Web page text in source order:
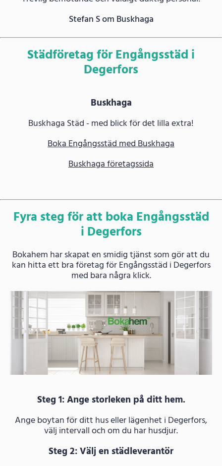
Stefan S om Buskhaga
Städföretag för Engångsstäd i
Degerfors
Buskhaga
Buskhaga Städ - med blick för det lilla extra!
Boka Engångsstäd med Buskhaga
Buskhaga företagssida
Fyra steg för att boka Engångsstäd
i Degerfors
Bokahem har skapat en smidig tjänst som gör att du
kan hitta ett bra företag för Engångsstäd i Degerfors
med bara några klick.
Steg 1: Ange storleken på ditt hem.
Ange boytan för ditt hus eller lägenhet i Degerfors,
välj intervall och om du har husdjur.
Steg 2: Välj en städleverantör